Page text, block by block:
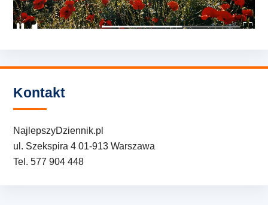
Kontakt
NajlepszyDziennik.pl
ul. Szekspira 4 01-913 Warszawa
Tel. 577 904 448